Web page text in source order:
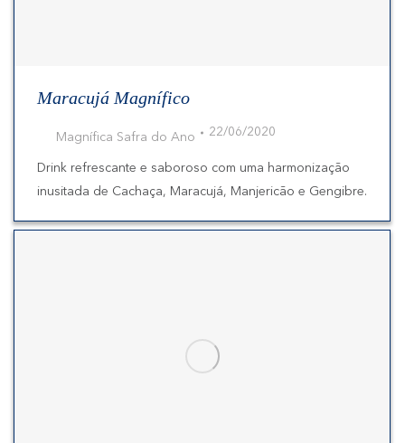
Maracujá Magnífico
Magnífica Safra do Ano
22/06/2020
Drink refrescante e saboroso com uma harmonização
inusitada de Cachaça, Maracujá, Manjericão e Gengibre.